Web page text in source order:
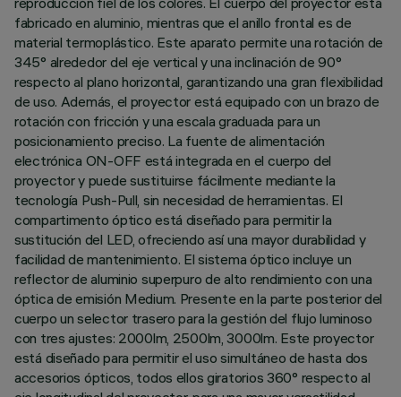
fabricado en aluminio, mientras que el anillo frontal es de
material termoplástico. Este aparato permite una rotación de
345° alrededor del eje vertical y una inclinación de 90°
respecto al plano horizontal, garantizando una gran flexibilidad
de uso. Además, el proyector está equipado con un brazo de
rotación con fricción y una escala graduada para un
posicionamiento preciso. La fuente de alimentación
electrónica ON-OFF está integrada en el cuerpo del
proyector y puede sustituirse fácilmente mediante la
tecnología Push-Pull, sin necesidad de herramientas. El
compartimento óptico está diseñado para permitir la
sustitución del LED, ofreciendo así una mayor durabilidad y
facilidad de mantenimiento. El sistema óptico incluye un
reflector de aluminio superpuro de alto rendimiento con una
óptica de emisión Medium. Presente en la parte posterior del
cuerpo un selector trasero para la gestión del flujo luminoso
con tres ajustes: 2000lm, 2500lm, 3000lm. Este proyector
está diseñado para permitir el uso simultáneo de hasta dos
accesorios ópticos, todos ellos giratorios 360° respecto al